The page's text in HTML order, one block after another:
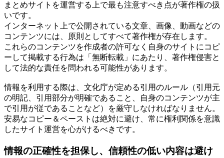
まとめサイトを運営する上で最も注意すべき点が著作権の扱
いです。
インターネット上で公開されている文章、画像、動画などの
コンテンツには、原則としてすべて著作権が存在します。
これらのコンテンツを作成者の許可なく自身のサイトにコピ
ーして掲載する行為は「無断転載」にあたり、著作権侵害と
して法的な責任を問われる可能性があります。
情報を利用する際は、文化庁が定める引用のルール（引用元
の明記、引用部分が明確であること、自身のコンテンツが主
で引用が従であることなど）を厳守しなければなりません。
安易なコピー＆ペーストは絶対に避け、常に権利関係を意識
したサイト運営を心がけるべきです。
情報の正確性を担保し、信頼性の低い内容は避け